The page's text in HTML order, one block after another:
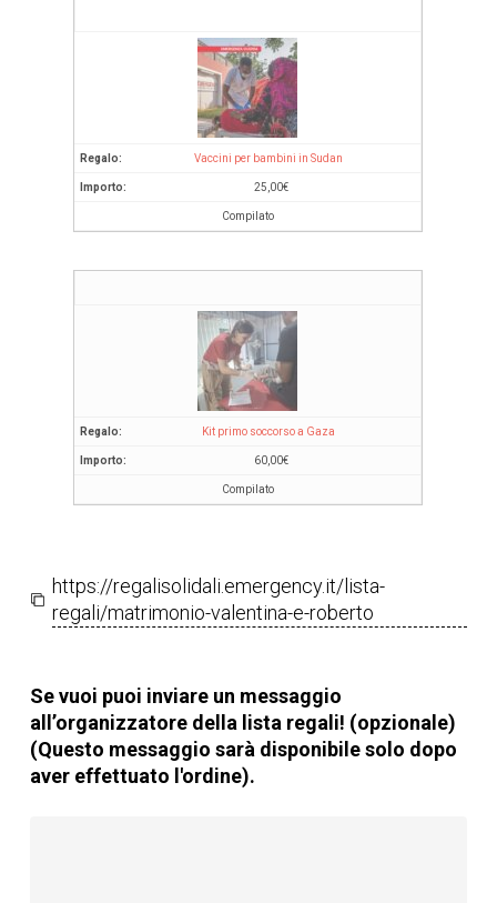
Vaccini per bambini in Sudan
25,00€
Compilato
Kit primo soccorso a Gaza
60,00€
Compilato
https://regalisolidali.emergency.it/lista-
regali/matrimonio-valentina-e-roberto
Se vuoi puoi inviare un messaggio
all’organizzatore della lista regali! (opzionale)
(Questo messaggio sarà disponibile solo dopo
aver effettuato l'ordine).